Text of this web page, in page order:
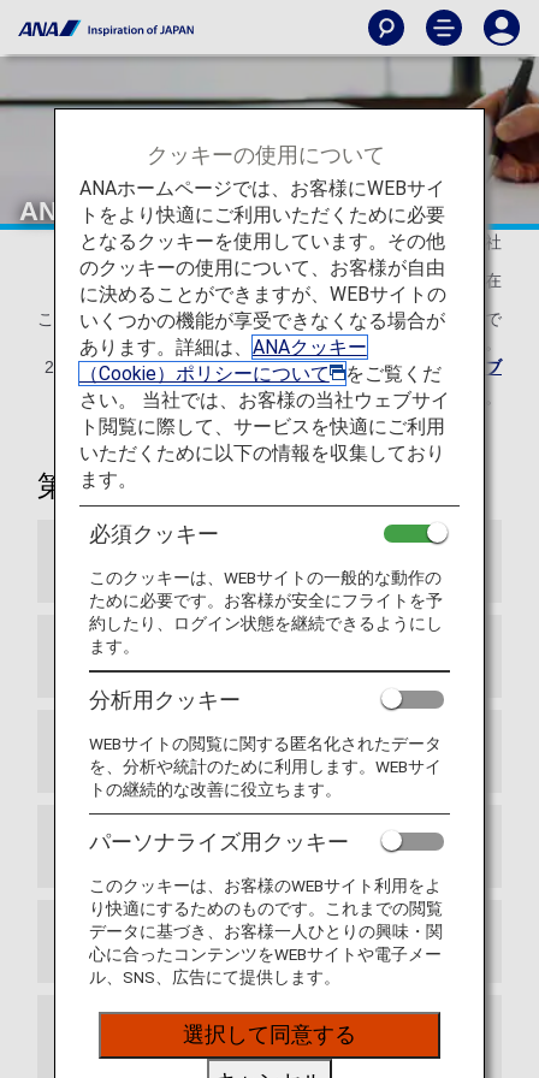
ANAマイレージクラブ会員規約
全日本空輸株式会社
2026年5月19日現在
このANAマイレージクラブ会員規約は、2026年11月30日まで
2026年12月1日以降の内容は改定後のANAマイレージクラブ
会員規約
をご確認ください。
第1章 総則
2条 定義
3条 入会
4条 会員資格の発効
5条 会員カードの使用
6条 提携航空会社、提携会社によって提供さ
れるサービス
クッキーの使用について
ANAホームページでは、お客様にWEBサイ
トをより快適にご利用いただくために必要
となるクッキーを使用しています。その他
のクッキーの使用について、お客様が自由
に決めることができますが、WEBサイトの
いくつかの機能が享受できなくなる場合が
あります。詳細は、 ANAクッキー
（Cookie）ポリシーについて
をご覧くだ
さい。 当社では、お客様の当社ウェブサイ
ト閲覧に際して、サービスを快適にご利用
いただくために以下の情報を収集しており
ます。
必須クッキー
このクッキーは、WEBサイトの一般的な動作の
ために必要です。お客様が安全にフライトを予
約したり、ログイン状態を継続できるようにし
ます。
分析用クッキー
WEBサイトの閲覧に関する匿名化されたデータ
を、分析や統計のために利用します。WEBサイ
トの継続的な改善に役立ちます。
パーソナライズ用クッキー
このクッキーは、お客様のWEBサイト利用をよ
り快適にするためのものです。これまでの閲覧
データに基づき、お客様一人ひとりの興味・関
心に合ったコンテンツをWEBサイトや電子メー
ル、SNS、広告にて提供します。
選択して同意する